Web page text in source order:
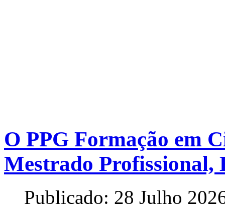
O PPG Formação em
Mestrado Profissional,
Publicado: 28 Julho